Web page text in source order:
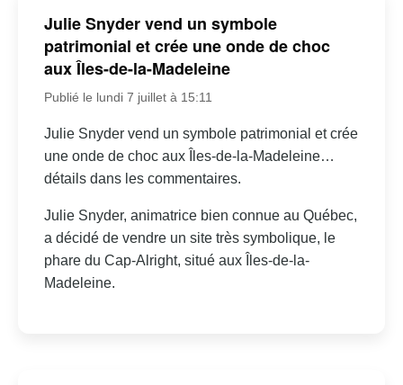
Julie Snyder vend un symbole
patrimonial et crée une onde de choc
aux Îles-de-la-Madeleine
Publié le lundi 7 juillet à 15:11
Julie Snyder vend un symbole patrimonial et crée
une onde de choc aux Îles-de-la-Madeleine…
détails dans les commentaires.
Julie Snyder, animatrice bien connue au Québec,
a décidé de vendre un site très symbolique, le
phare du Cap-Alright, situé aux Îles-de-la-
Madeleine.